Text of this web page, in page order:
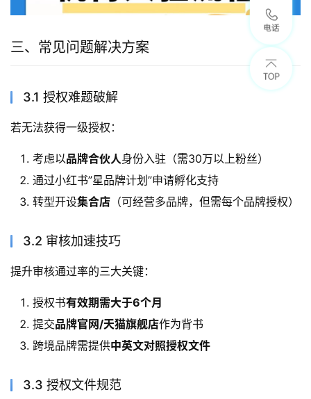
三、常见问题解决方案
3.1 授权难题破解
若无法获得一级授权：
考虑以品牌合伙人身份入驻（需30万以上粉丝）
通过小红书”星品牌计划”申请孵化支持
转型开设集合店 （可经营多品牌，但需每个品牌授权）
3.2 审核加速技巧
提升审核通过率的三大关键：
授权书有效期需大于6个月
提交品牌官网/天猫旗舰店作为背书
跨境品牌需提供中英文对照授权文件
3.3 授权文件规范